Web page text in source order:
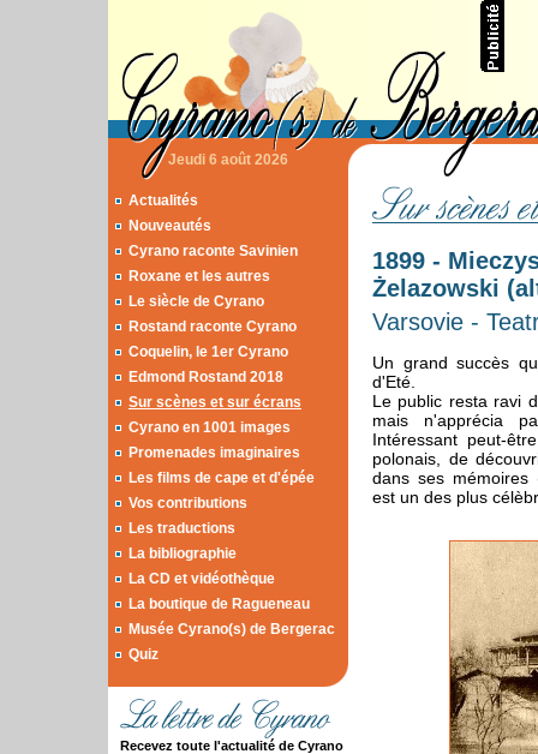
Jeudi 6 août 2026
Actualités
Nouveautés
Cyrano raconte Savinien
Roxane et les autres
Le siècle de Cyrano
Rostand raconte Cyrano
Coquelin, le 1er Cyrano
Edmond Rostand 2018
Sur scènes et sur écrans
Cyrano en 1001 images
Promenades imaginaires
Les films de cape et d'épée
Vos contributions
Les traductions
La bibliographie
La CD et vidéothèque
La boutique de Ragueneau
Musée Cyrano(s) de Bergerac
Quiz
Recevez toute l'actualité de Cyrano
1899 -
Żelazowski
Varsovie -
Un grand succès
d'Eté.
Le public resta ravi
mais n'apprécia
Intéressant peut-
polonais, de
dans ses mémoires
est un des plus